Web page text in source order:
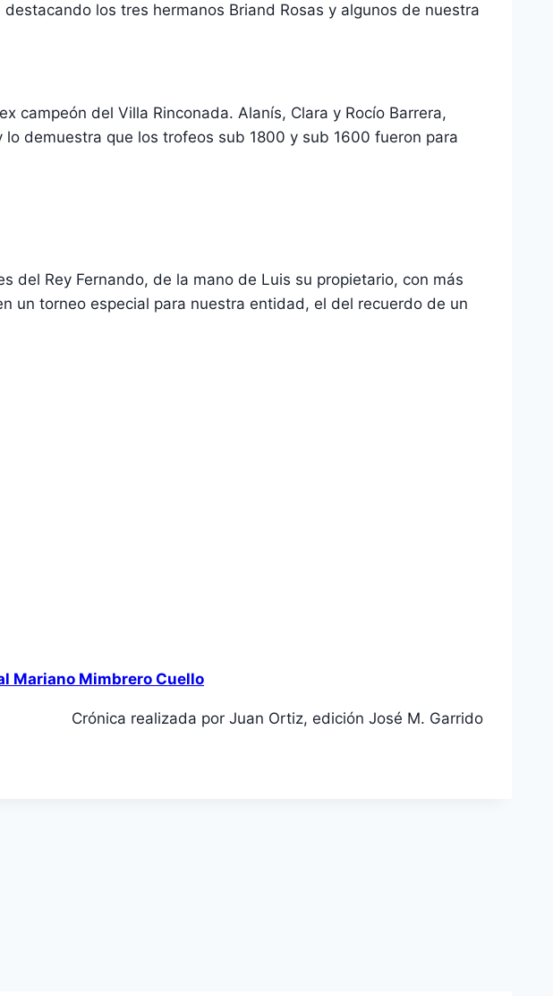
los tres hermanos Briand Rosas y algunos de nuestra
campeón del Villa Rinconada. Alanís, Clara y Rocío Barrera,
demuestra que los trofeos sub 1800 y sub 1600 fueron para
del Rey Fernando, de la mano de Luis su propietario, con más
un torneo especial para nuestra entidad, el del recuerdo de un
Mariano Mimbrero Cuello
Crónica realizada por Juan Ortiz, edición José M. Garrido